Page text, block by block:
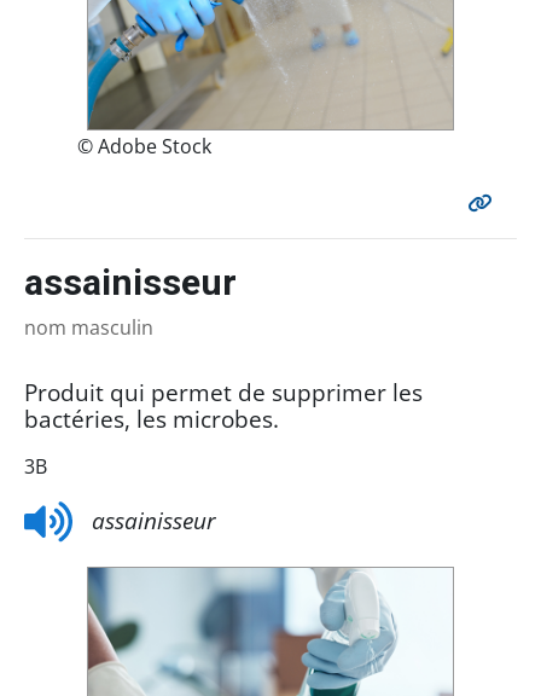
© Adobe Stock
assainisseur
nom masculin
Produit qui permet de supprimer les
bactéries, les microbes.
3B
assainisseur